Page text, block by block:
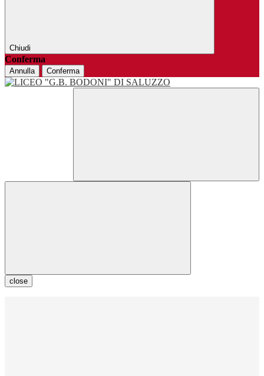
Chiudi
Conferma
Annulla Conferma
close